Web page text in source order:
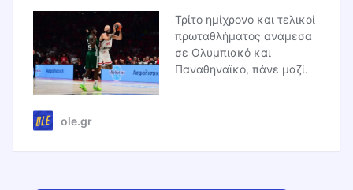
Τρίτο ημίχρονο και τελικοί
πρωταθλήματος ανάμεσα
σε Ολυμπιακό και
Παναθηναϊκό, πάνε μαζί.
ole.gr